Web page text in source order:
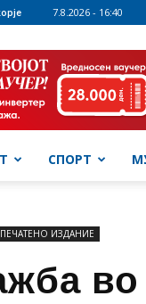
7.8.2026 - 16:40
СПОРТ
ПЕЧАТЕНО ИЗДАНИЕ
во